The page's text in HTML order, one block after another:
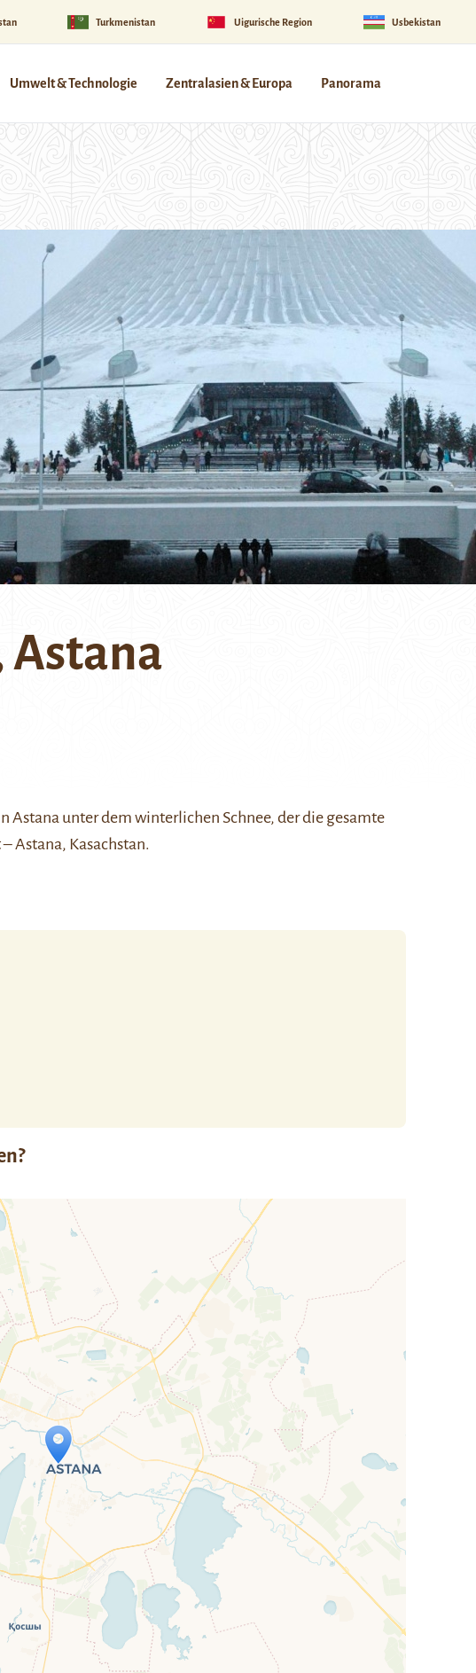
Turkmenistan Uigurische Region Usbekistan
Umwelt & Technologie Zentralasien & Europa Panorama
Astana
Astana unter dem winterlichen Schnee, der die gesamte
Astana, Kasachstan.
Map wird geladen …
deine Seite vollständig geladen wurde,
fehlen leafletJS-Dateien.